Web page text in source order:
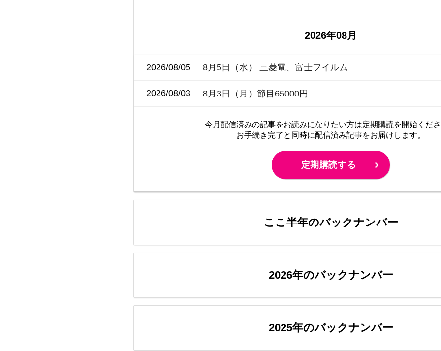
2026年08月
2026/08/05 8月5日（水） 三菱電、富士フイルム
2026/08/03 8月3日（月）節目65000円
今月配信済みの記事をお読みになりたい方は定期購読を開始くだ
お手続き完了と同時に配信済み記事をお届けします。
定期購読する
ここ半年のバックナンバー
2026年のバックナンバー
2025年のバックナンバー